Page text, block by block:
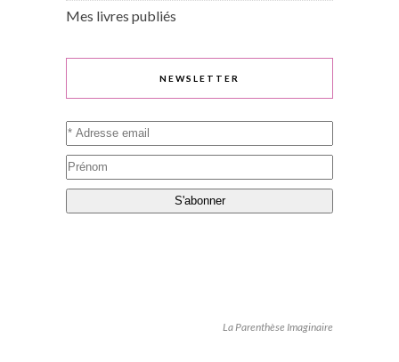
Mes livres publiés
NEWSLETTER
La Parenthèse Imaginaire